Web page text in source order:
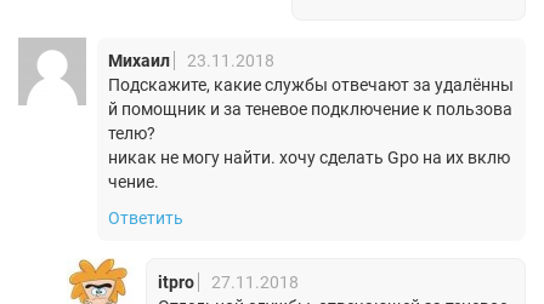
Михаил
23.11.2018
Подскажите, какие службы отвечают за удалённы
й помощник и за теневое подключение к пользова
телю?
никак не могу найти. хочу сделать Gpo на их вклю
чение.
Ответить
itpro
27.11.2018